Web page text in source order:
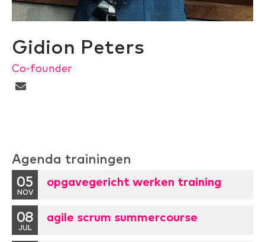
Gidion Peters
Co-founder
Agenda trainingen
05
NOV
opgavegericht werken training
08
JUL
agile scrum summercourse